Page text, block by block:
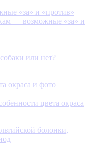
— возможные «за» и
или нет?
цвета окраса